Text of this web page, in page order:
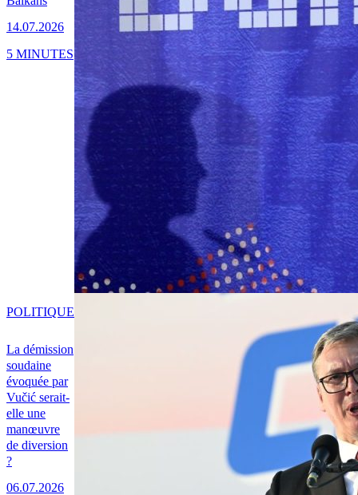
14.07.2026
5 MINUTES
La démission
soudaine
évoquée par
Vučić serait-
elle une
manœuvre
de diversion
?
06.07.2026
POLITIQUE